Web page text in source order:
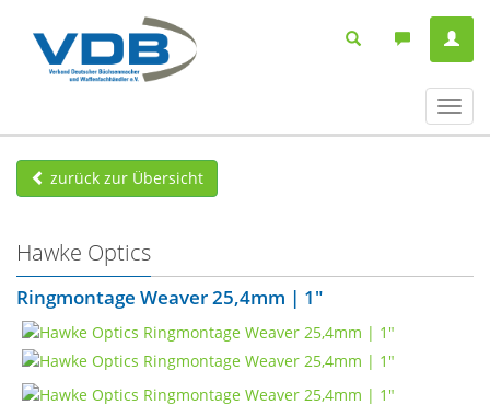
ein-/
zurück zur Übersicht
Hawke Optics
Ringmontage Weaver 25,4mm | 1"